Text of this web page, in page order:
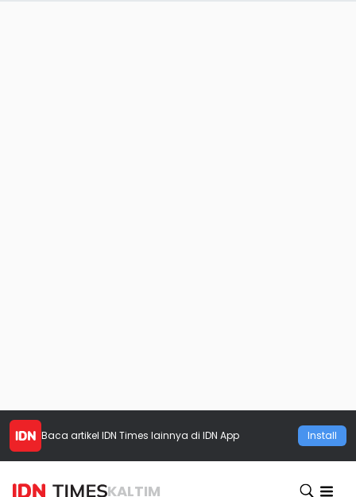
Baca artikel IDN Times lainnya di IDN App Install
KALTIM